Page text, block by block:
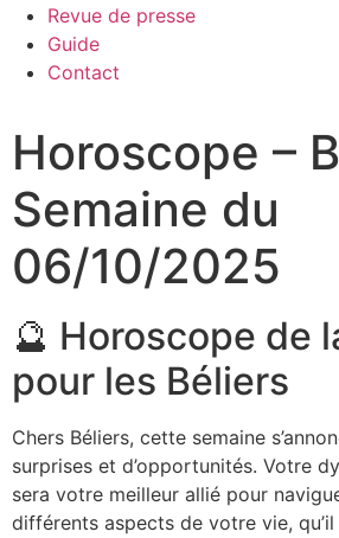
Revue de presse
Guide
Contact
Horoscope –
Semaine du
06/10/2025
🔮 Horoscope de
pour les Béliers
Chers Béliers, cette semaine
surprises et d’opportunités. Votre
sera votre meilleur allié pour
différents aspects de votre vie, qu’il